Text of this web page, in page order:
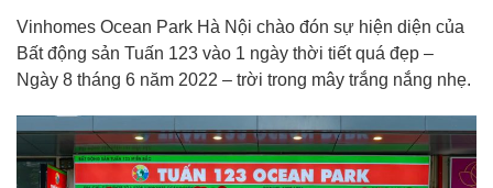
Vinhomes Ocean Park Hà Nội chào đón sự hiện diện của
Bất động sản Tuấn 123 vào 1 ngày thời tiết quá đẹp –
Ngày 8 tháng 6 năm 2022 – trời trong mây trắng nắng nhẹ.